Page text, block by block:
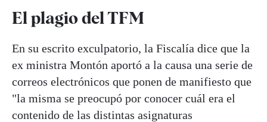
El plagio del TFM
En su escrito exculpatorio, la Fiscalía dice que la
ex ministra Montón aportó a la causa una serie de
correos electrónicos que ponen de manifiesto que
"la misma se preocupó por conocer cuál era el
contenido de las distintas asignaturas